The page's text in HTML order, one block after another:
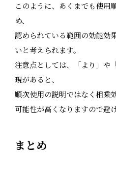
このように、あくまでも使用
め、
認められている範囲の効能効
いと考えられます。
注意点としては、「より」や
現があると、
順次使用の説明ではなく相乗
可能性が高くなりますので避
まとめ